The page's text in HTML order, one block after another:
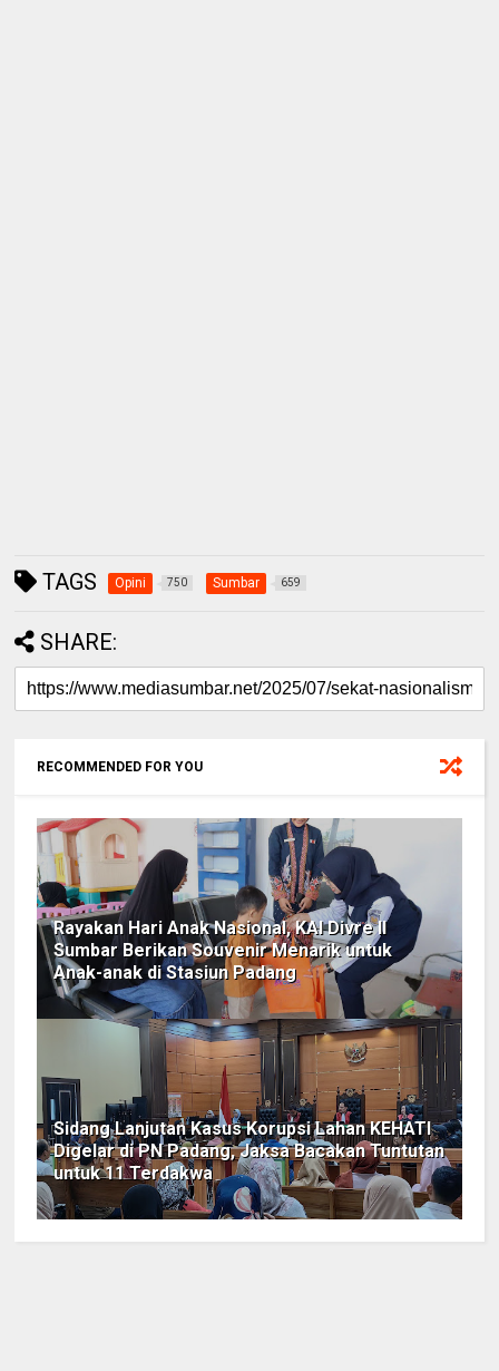
TAGS Opini 750 Sumbar 659
SHARE:
RECOMMENDED FOR YOU
Rayakan Hari Anak Nasional, KAI Divre II
Sumbar Berikan Souvenir Menarik untuk
Anak-anak di Stasiun Padang
Sidang Lanjutan Kasus Korupsi Lahan KEHATI
Digelar di PN Padang, Jaksa Bacakan Tuntutan
untuk 11 Terdakwa